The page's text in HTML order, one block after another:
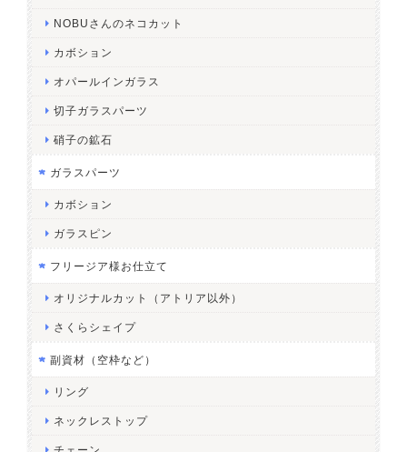
NOBUさんのネコカット
カボション
オパールインガラス
切子ガラスパーツ
硝子の鉱石
ガラスパーツ
カボション
ガラスピン
フリージア様お仕立て
オリジナルカット（アトリア以外）
さくらシェイプ
副資材（空枠など）
リング
ネックレストップ